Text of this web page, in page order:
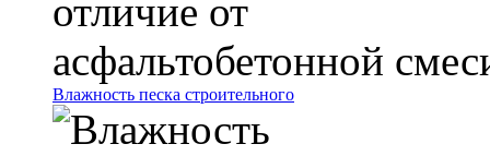
Влажность песка строительного